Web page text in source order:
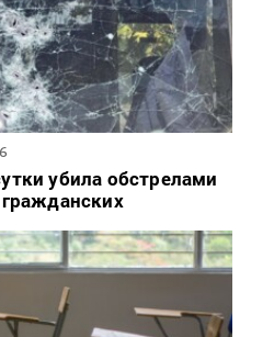
убила обстрелами